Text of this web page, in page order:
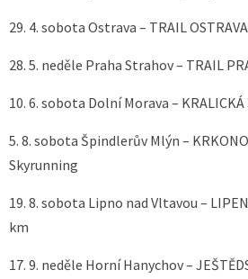
29. 4. sobota Ostrava – TRAIL
28. 5. neděle Praha Strahov – TRAIL
10. 6. sobota Dolní Morava –
5. 8. sobota Špindlerův Mlýn –
Skyrunning
19. 8. sobota Lipno nad Vltavou –
km
17. 9. neděle Horní Hanychov –